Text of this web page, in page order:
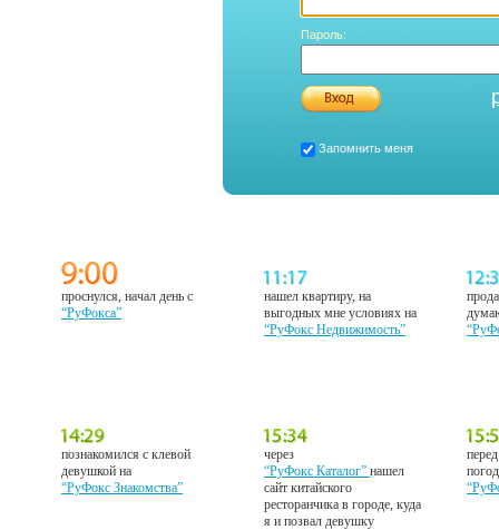
Пароль:
Запомнить меня
проснулся, начал день с
“РуФокса”
нашел квартиру, на
выгодных мне условиях на
“РуФокс Недвижимость”
познакомился с клевой
девушкой на
“РуФокс Знакомства”
через
“РуФокс Каталог”нашел
сайт китайского
ресторанчика в городе, куда
я и позвал девушку